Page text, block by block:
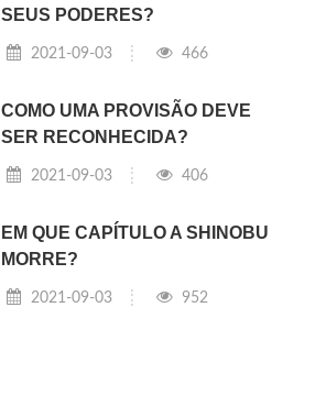
SEUS PODERES?
2021-09-03 466
COMO UMA PROVISÃO DEVE
SER RECONHECIDA?
2021-09-03 406
EM QUE CAPÍTULO A SHINOBU
MORRE?
2021-09-03 952